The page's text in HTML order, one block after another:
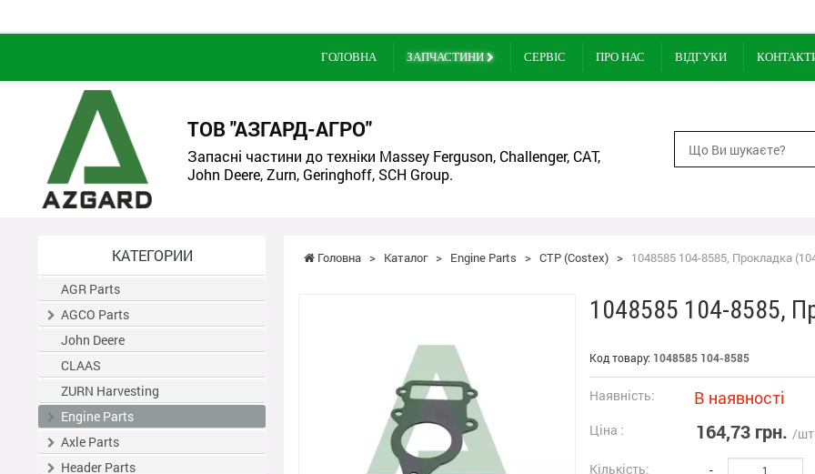
ГОЛОВНА ЗАПЧАСТИНИ СЕРВІС ПРО НАС ВІДГУКИ
ТОВ "АЗГАРД-АГРО"
Запасні частини до техніки Massey Ferguson, Challenger, CAT,
John Deere, Zurn, Geringhoff, SCH Group.
Головна > Каталог > Engine Parts > CTP (Costex) > 1048585 104-8585, Прокладка
1048585 104-8585,
Код товару: 1048585 104-8585
Наявність: В наявності
Ціна : 164,73 грн. /шт
Кількість: -
КАТЕГОРИИ
AGR Parts
AGCO Parts
John Deere
CLAAS
ZURN Harvesting
Engine Parts
Axle Parts
Header Parts